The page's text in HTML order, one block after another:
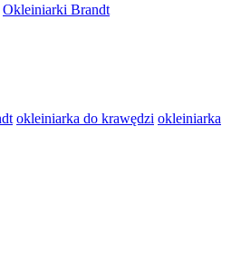
Okleiniarki Brandt
okleiniarka do krawędzi okleiniarka